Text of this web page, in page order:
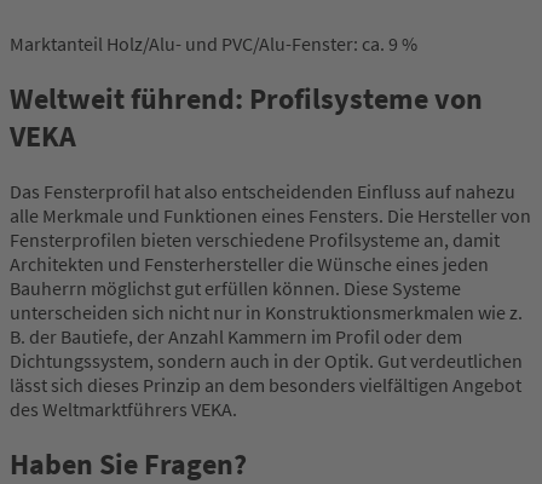
Marktanteil Holz/Alu- und PVC/Alu-Fenster: ca. 9 %
Weltweit führend: Profilsysteme von
VEKA
Das Fensterprofil hat also entscheidenden Einfluss auf nahezu
alle Merkmale und Funktionen eines Fensters. Die Hersteller von
Fensterprofilen bieten verschiedene Profilsysteme an, damit
Architekten und Fensterhersteller die Wünsche eines jeden
Bauherrn möglichst gut erfüllen können. Diese Systeme
unterscheiden sich nicht nur in Konstruktionsmerkmalen wie z.
B. der Bautiefe, der Anzahl Kammern im Profil oder dem
Dichtungssystem, sondern auch in der Optik. Gut verdeutlichen
lässt sich dieses Prinzip an dem besonders vielfältigen Angebot
des Weltmarktführers VEKA.
Haben Sie Fragen?